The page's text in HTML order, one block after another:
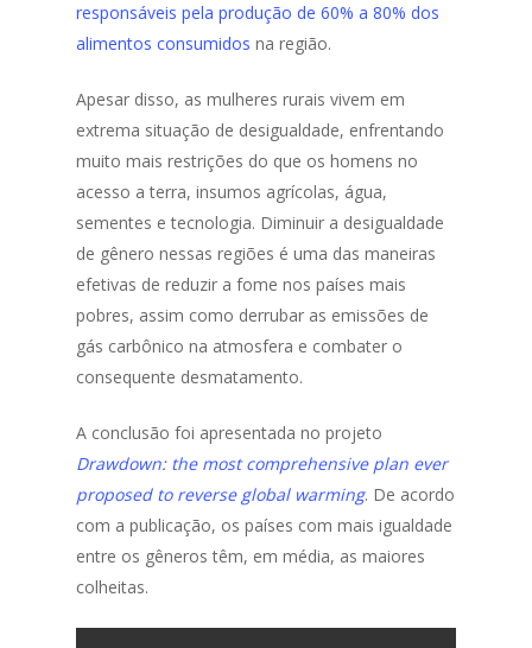
responsáveis pela produção de 60% a 80% dos
alimentos consumidos na região.
Apesar disso, as mulheres rurais vivem em
extrema situação de desigualdade, enfrentando
muito mais restrições do que os homens no
acesso a terra, insumos agrícolas, água,
sementes e tecnologia. Diminuir a desigualdade
de gênero nessas regiões é uma das maneiras
efetivas de reduzir a fome nos países mais
pobres, assim como derrubar as emissões de
gás carbônico na atmosfera e combater o
consequente desmatamento.
A conclusão foi apresentada no projeto
Drawdown: the most comprehensive plan ever
proposed to reverse global warming. De acordo
com a publicação, os países com mais igualdade
entre os gêneros têm, em média, as maiores
colheitas.